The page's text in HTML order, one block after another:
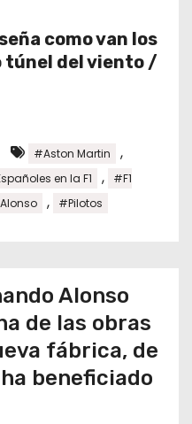
como van los
túnel del viento /
#Aston Martin ,
en la F1 ,
#F1
, #Pilotos
Alonso
de las obras
fábrica, de
beneficiado